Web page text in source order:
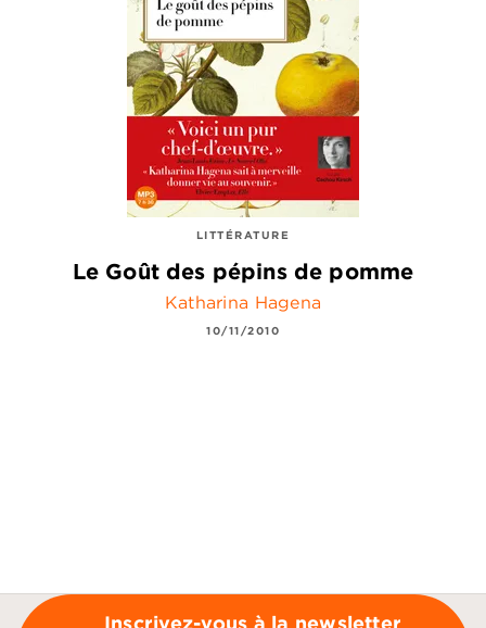
LITTÉRATURE
Le Goût des pépins de pomme
Katharina Hagena
10/11/2010